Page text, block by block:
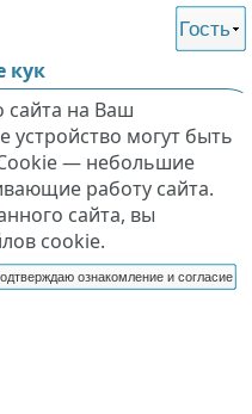
Гость
кук
сайта на Ваш
могут быть
— небольшие
работу сайта.
сайта, вы
cookie.
ознакомление и согласие